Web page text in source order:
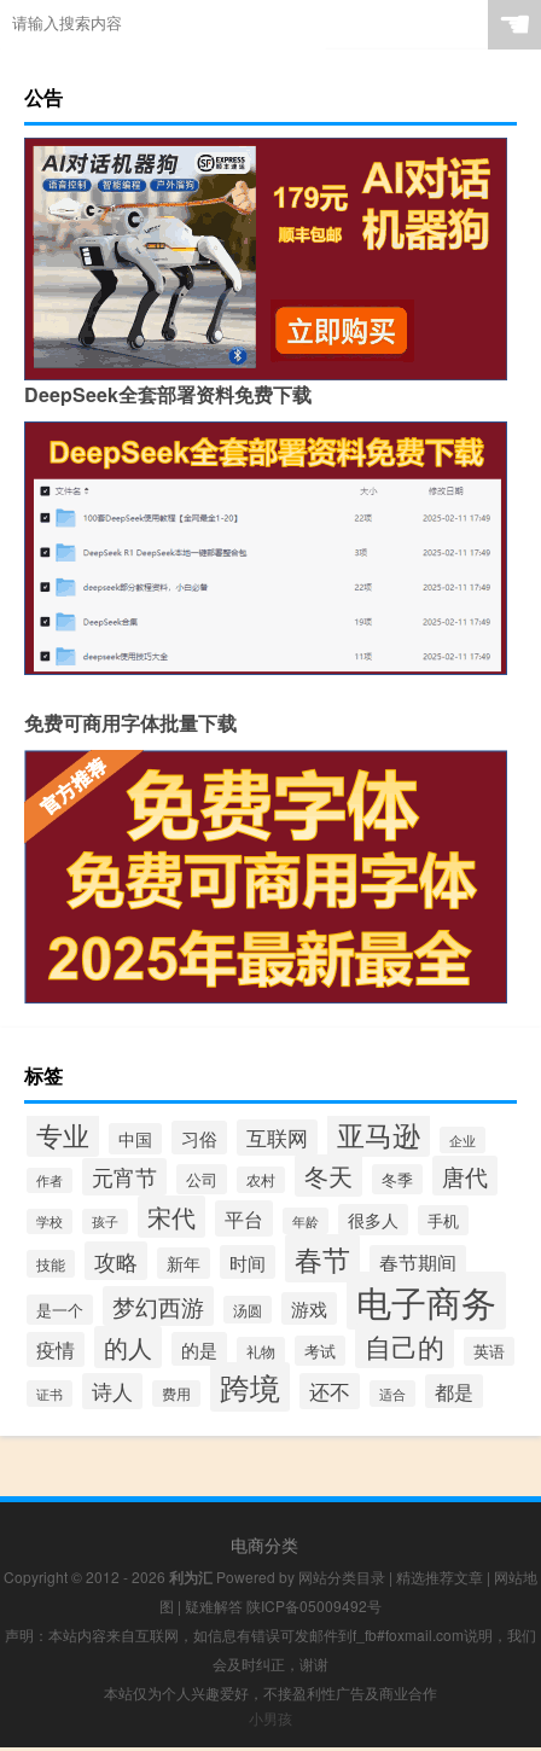
☚
公告
DeepSeek全套部署资料免费下载
免费可商用字体批量下载
标签
专业 中国 习俗 互联网 亚马逊 企业
作者 元宵节 公司 农村 冬天 冬季 唐代
学校 孩子 宋代 平台 年龄 很多人 手机
技能 攻略 新年 时间 春节 春节期间
是一个 梦幻西游 汤圆 游戏 电子商务
疫情 的人 的是 礼物 考试 自己的 英语
证书 诗人 费用 跨境 还不 适合 都是
电商分类
Copyright © 2012 - 2026 利为汇 Powered by 网站分类目录 | 精选推荐文章 | 网站地
图 | 疑难解答 陕ICP备05009492号
声明：本站内容来自互联网，如信息有错误可发邮件到f_fb#foxmail.com说明，我们
会及时纠正，谢谢
本站仅为个人兴趣爱好，不接盈利性广告及商业合作
小男孩